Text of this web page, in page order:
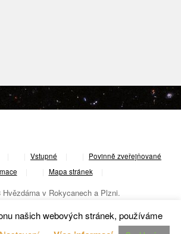
Vstupné
Povinně zveřejňované
Mapa stránek
v Rokycanech a Plzni.
našich webových stránek, používáme